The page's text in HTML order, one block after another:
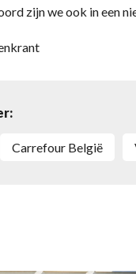
zijn we ook in een
Carrefour België